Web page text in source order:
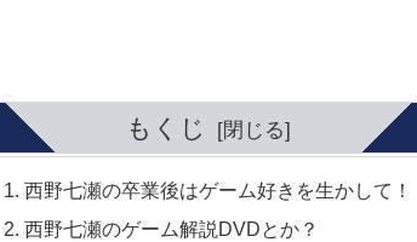
もくじ
西野七瀬の卒業後はゲーム好きを生かして！
西野七瀬のゲーム解説DVDとか？